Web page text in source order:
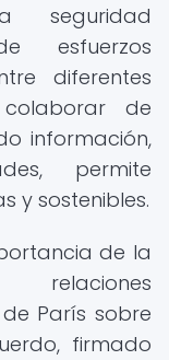
esfuerzos
diferentes
de
información,
permite
y sostenibles.
de la
París sobre
firmado